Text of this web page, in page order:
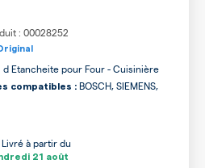
: 00028252
d Etancheite pour Four - Cuisinière
compatibles : BOSCH, SIEMENS,
Livré à partir du
21 août